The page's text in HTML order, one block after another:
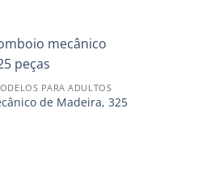
PARA ADULTOS
de Madeira, 325